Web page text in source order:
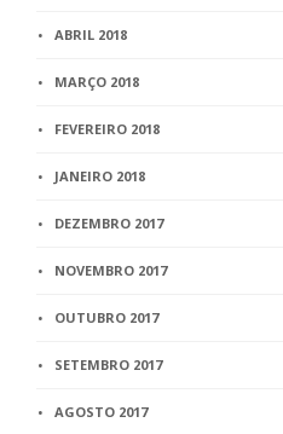
ABRIL 2018
MARÇO 2018
FEVEREIRO 2018
JANEIRO 2018
DEZEMBRO 2017
NOVEMBRO 2017
OUTUBRO 2017
SETEMBRO 2017
AGOSTO 2017